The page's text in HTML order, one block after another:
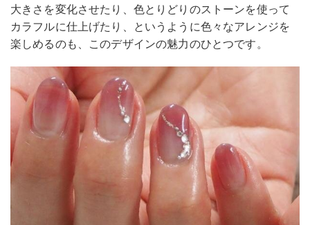
大きさを変化させたり、色とりどりのストーンを使って
カラフルに仕上げたり、というように色々なアレンジを
楽しめるのも、このデザインの魅力のひとつです。